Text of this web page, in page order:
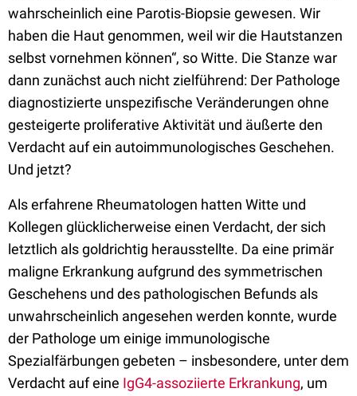
wahrscheinlich eine Parotis-Biopsie gewesen. Wir
haben die Haut genommen, weil wir die Hautstanzen
selbst vornehmen können“, so Witte. Die Stanze war
dann zunächst auch nicht zielführend: Der Pathologe
diagnostizierte unspezifische Veränderungen ohne
gesteigerte proliferative Aktivität und äußerte den
Verdacht auf ein autoimmunologisches Geschehen.
Und jetzt?
Als erfahrene Rheumatologen hatten Witte und
Kollegen glücklicherweise einen Verdacht, der sich
letztlich als goldrichtig herausstellte. Da eine primär
maligne Erkrankung aufgrund des symmetrischen
Geschehens und des pathologischen Befunds als
unwahrscheinlich angesehen werden konnte, wurde
der Pathologe um einige immunologische
Spezialfärbungen gebeten – insbesondere, unter dem
Verdacht auf eine IgG4-assoziierte Erkrankung, um